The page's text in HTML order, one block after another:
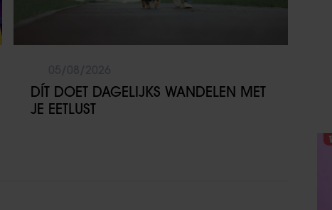
DÍT DOET DAGELIJKS WANDELEN MET
JE EETLUST